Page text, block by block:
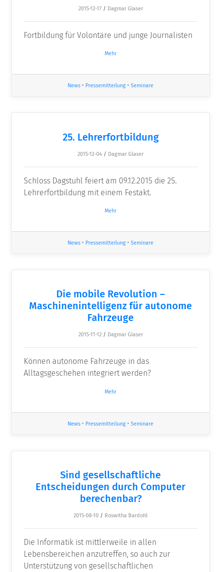
2015-12-17 / Dagmar Glaser
Fortbildung für Volontäre und junge Journalisten
Mehr
News • Pressemitteilung • Seminare
25. Lehrerfortbildung
2015-12-04 / Dagmar Glaser
Schloss Dagstuhl feiert am 09.12.2015 die 25.
Lehrerfortbildung mit einem Festakt.
Mehr
News • Pressemitteilung • Seminare
Die mobile Revolution –
Maschinenintelligenz für autonome
Fahrzeuge
2015-11-12 / Dagmar Glaser
Können autonome Fahrzeuge in das
Alltagsgeschehen integriert werden?
Mehr
News • Pressemitteilung • Seminare
Sind gesellschaftliche
Entscheidungen durch Computer
berechenbar?
2015-08-10 / Roswitha Bardohl
Die Informatik ist mittlerweile in allen
Lebensbereichen anzutreffen, so auch zur
Unterstützung von gesellschaftlichen